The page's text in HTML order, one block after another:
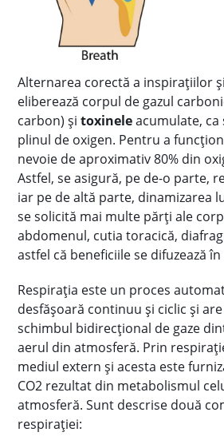
Alternarea corectă a inspirațiilor
eliberează corpul de gazul
carbon) șitoxineleacumulate, ca
plinul de oxigen. Pentru a
nevoie de aproximativ 80% din
Astfel, se asigură, pe de-o parte,
iar pe de altă parte, dinamizarea
se solicită mai multe părți ale
abdomenul, cutia toracică,
astfel că beneficiile se difuzează
Respirația este un proces
desfășoară continuu și ciclic şi
schimbul bidirecțional de gaze
aerul din atmosferă. Prin
mediul extern și acesta este
CO2 rezultat din metabolismul
atmosferă. Sunt descrise două
respirației: